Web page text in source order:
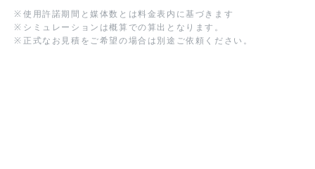
※ 使用許諾期間と媒体数とは料金表内に基づきます
※ シミュレーションは概算での算出となります。
※ 正式なお見積をご希望の場合は別途ご依頼ください。